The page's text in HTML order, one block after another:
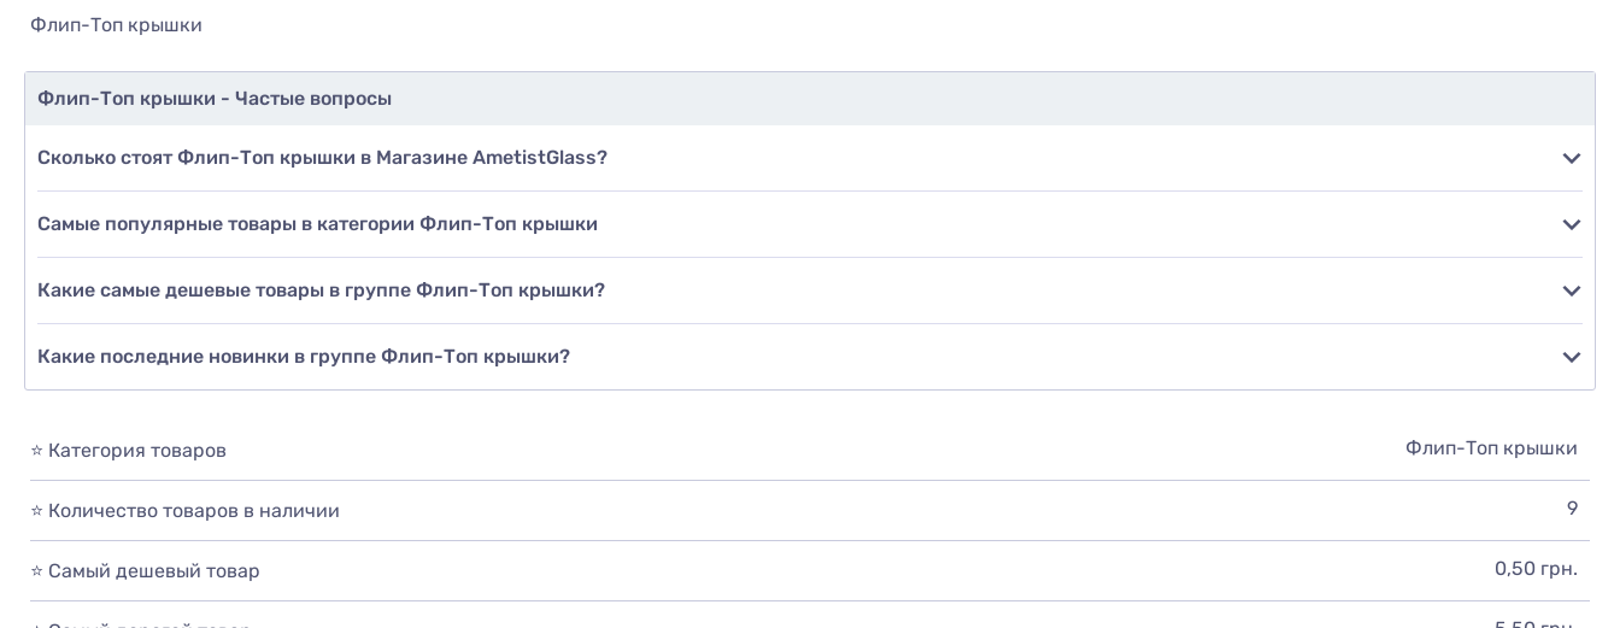
Флип-Топ крышки
Флип-Топ крышки - Частые вопросы
Сколько стоят Флип-Топ крышки в Магазине AmetistGlass?
Самые популярные товары в категории Флип-Топ крышки
Какие самые дешевые товары в группе Флип-Топ крышки?
Какие последние новинки в группе Флип-Топ крышки?
⭐ Категория товаров Флип-Топ крышки
⭐ Количество товаров в наличии 9
⭐ Самый дешевый товар 0,50 грн.